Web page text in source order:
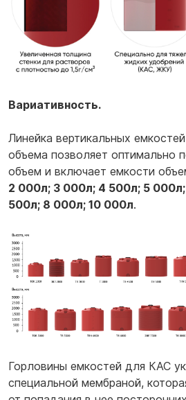
Вариативность.
Линейка вертикальных
объема позволяет оптимально
объем и включает емкости
2 000л; 3 000л; 4 500л; 5
500л; 8 000л; 10 000л.
Горловины емкостей для КАС
специальной мембраной,